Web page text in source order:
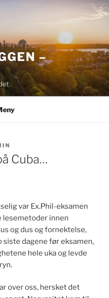
–
Cuba…
var Ex.Phil-eksamen
lesemetoder innen
og dus og fornektelse,
dagene før eksamen,
hele uka og levde
over oss, hersket det